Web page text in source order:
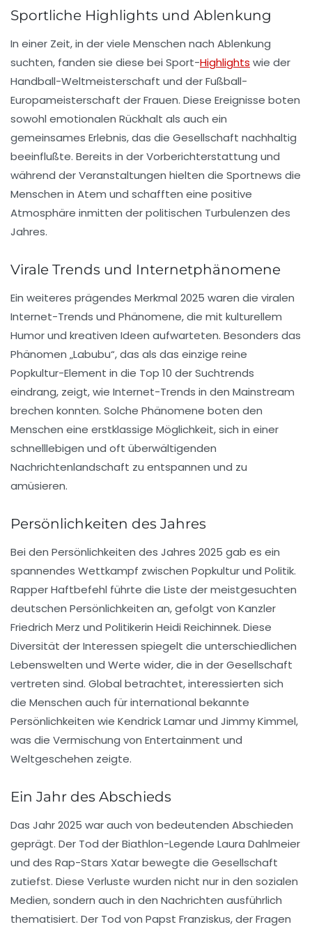
Sportliche Highlights und Ablenkung
In einer Zeit, in der viele Menschen nach Ablenkung
suchten, fanden sie diese bei Sport-Highlights wie der
Handball-Weltmeisterschaft und der Fußball-
Europameisterschaft der Frauen. Diese Ereignisse boten
sowohl emotionalen Rückhalt als auch ein
gemeinsames Erlebnis, das die Gesellschaft nachhaltig
beeinflußte. Bereits in der Vorberichterstattung und
während der Veranstaltungen hielten die Sportnews die
Menschen in Atem und schafften eine positive
Atmosphäre inmitten der politischen Turbulenzen des
Jahres.
Virale Trends und Internetphänomene
Ein weiteres prägendes Merkmal 2025 waren die viralen
Internet-Trends und Phänomene, die mit kulturellem
Humor und kreativen Ideen aufwarteten. Besonders das
Phänomen „Labubu“, das als das einzige reine
Popkultur-Element in die Top 10 der Suchtrends
eindrang, zeigt, wie Internet-Trends in den Mainstream
brechen konnten. Solche Phänomene boten den
Menschen eine erstklassige Möglichkeit, sich in einer
schnelllebigen und oft überwältigenden
Nachrichtenlandschaft zu entspannen und zu
amüsieren.
Persönlichkeiten des Jahres
Bei den Persönlichkeiten des Jahres 2025 gab es ein
spannendes Wettkampf zwischen Popkultur und Politik.
Rapper Haftbefehl führte die Liste der meistgesuchten
deutschen Persönlichkeiten an, gefolgt von Kanzler
Friedrich Merz und Politikerin Heidi Reichinnek. Diese
Diversität der Interessen spiegelt die unterschiedlichen
Lebenswelten und Werte wider, die in der Gesellschaft
vertreten sind. Global betrachtet, interessierten sich
die Menschen auch für international bekannte
Persönlichkeiten wie Kendrick Lamar und Jimmy Kimmel,
was die Vermischung von Entertainment und
Weltgeschehen zeigte.
Ein Jahr des Abschieds
Das Jahr 2025 war auch von bedeutenden Abschieden
geprägt. Der Tod der Biathlon-Legende Laura Dahlmeier
und des Rap-Stars Xatar bewegte die Gesellschaft
zutiefst. Diese Verluste wurden nicht nur in den sozialen
Medien, sondern auch in den Nachrichten ausführlich
thematisiert. Der Tod von Papst Franziskus, der Fragen